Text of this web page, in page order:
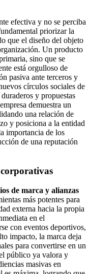
efectiva y no se perciba
priorizar la
que el diseño del objeto
Un producto
sino que se
está orgulloso de
pasiva ante terceros y
círculos sociales de
y propuestas
demuestra un
una relación de
y posiciona a la entidad
importancia de los
de una reputación
de marca y alianzas
más potentes para
externa hacia la propia
en el
con eventos deportivos,
impacto, la marca deja
para convertirse en un
público ya valora y
masivas en